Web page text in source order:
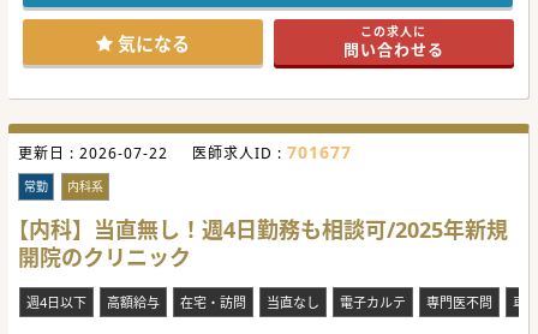
#秋入職可
気になる この求人に
問い合わせる
更新日 : 2026-07-22 医師求人ID : 701677
常勤 内科系
【内科】当直無し！週4日勤務も相談可/2025年新規
開院のクリニック
週4日以下 高額給与 在宅・訪問 当直なし 電子カルテ 専門医不問 車